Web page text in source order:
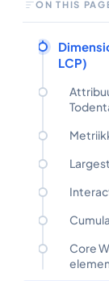
ON THIS
LCP)
Core